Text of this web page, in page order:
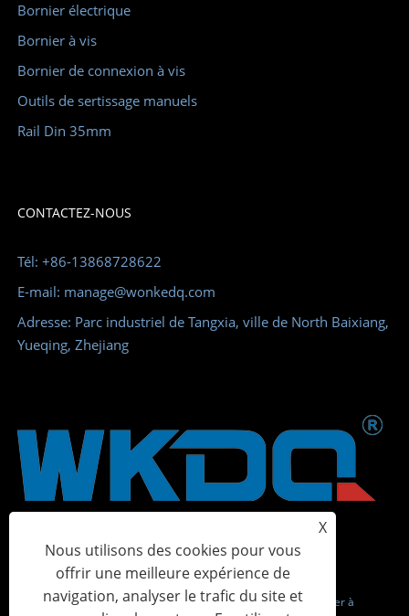
Bornier électrique
Bornier à vis
Bornier de connexion à vis
Outils de sertissage manuels
Rail Din 35mm
CONTACTEZ-NOUS
Tél: +86-13868728622
E-mail: manage@wonkedq.com
Adresse: Parc industriel de Tangxia, ville de North Baixiang,
Yueqing, Zhejiang
Copyright © 2023 Wonke Electric CO., Ltd. - Bornier à vis, bornier à
X
Nous utilisons des cookies pour vous
offrir une meilleure expérience de
navigation, analyser le trafic du site et